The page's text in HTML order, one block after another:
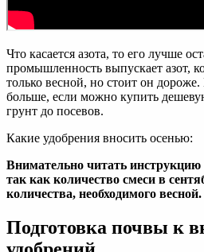
Что касается азота, то его лучше
промышленность выпускает азот,
только весной, но стоит он
больше, если можно купить
грунт до посевов.
Какие удобрения вносить осенью:
Внимательно читать
так как количество смеси в
количества, необходимого весной.
Подготовка почвы к